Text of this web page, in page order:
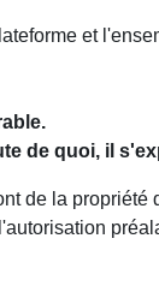
et
de quoi, il
de la propriété